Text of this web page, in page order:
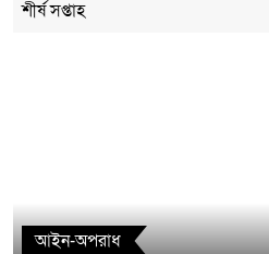
শীর্ষ সপ্তাহ
আইন-অপরাধ